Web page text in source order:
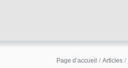
Page d’accueil Articles